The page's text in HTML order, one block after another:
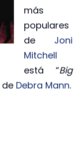
más
populares
de Joni
Mitchell
está “Big
de Debra Mann.